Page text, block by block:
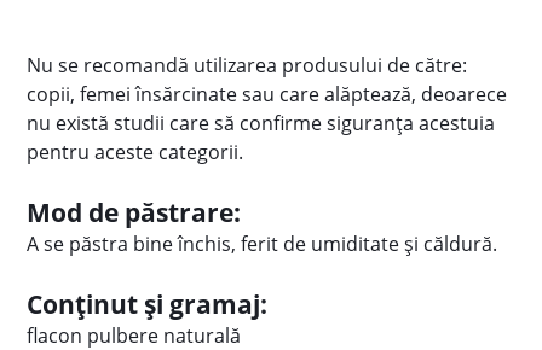
Nu se recomandă utilizarea produsului de către:
copii, femei însărcinate sau care alăptează, deoarece
nu există studii care să confirme siguranța acestuia
pentru aceste categorii.
Mod de păstrare:
A se păstra bine închis, ferit de umiditate și căldură.
Conținut și gramaj:
flacon pulbere naturală